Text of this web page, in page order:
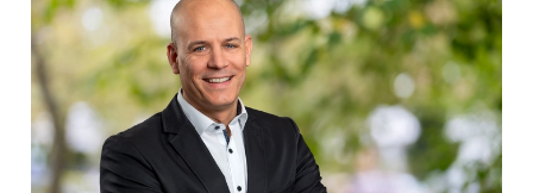
Stefan Riner wird neuer Direktor des